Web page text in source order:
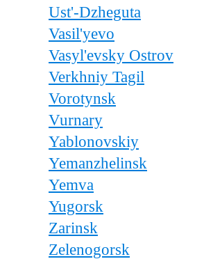
Ust'-Dzheguta
Vasil'yevo
Vasyl'evsky Ostrov
Verkhniy Tagil
Vorotynsk
Vurnary
Yablonovskiy
Yemanzhelinsk
Yemva
Yugorsk
Zarinsk
Zelenogorsk